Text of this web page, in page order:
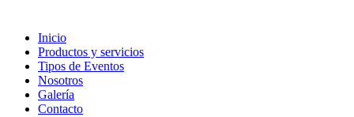
Inicio
Productos y servicios
Tipos de Eventos
Nosotros
Galería
Contacto